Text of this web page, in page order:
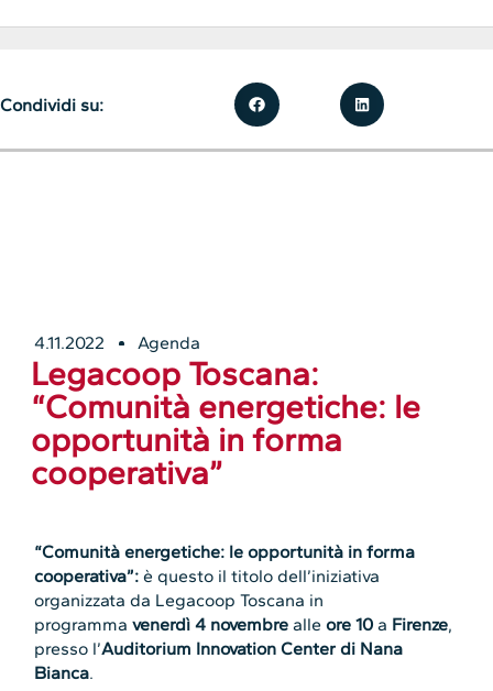
4.11.2022 Agenda
Legacoop Toscana:
“Comunità energetiche: le
opportunità in forma
cooperativa”
“Comunità energetiche: le opportunità in forma
cooperativa”: è questo il titolo dell’iniziativa
organizzata da Legacoop Toscana in
programmavenerdì 4 novembre alleore 10 a Firenze,
presso l’Auditorium Innovation Center di Nana
Bianca.
Condividi su: